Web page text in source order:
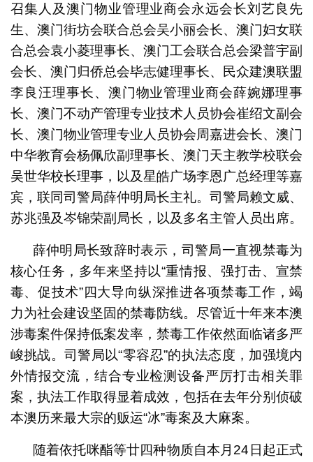
召集人及澳门物业管理业商会永远会长刘艺良先
生、澳门街坊会联合总会吴小丽会长、澳门妇女联
合总会袁小菱理事长、澳门工会联合总会梁普宇副
会长、澳门归侨总会毕志健理事长、民众建澳联盟
李良汪理事长、澳门物业管理业商会薛婉娜理事
长、澳门不动产管理专业技术人员协会崔绍文副会
长、澳门物业管理专业人员协会周嘉进会长、澳门
中华教育会杨佩欣副理事长、澳门天主教学校联会
吴世华校长理事，以及星皓广场李恩广总经理等嘉
宾，联同司警局薛仲明局长主礼。司警局赖文威、
苏兆强及岑锦荣副局长，以及多名主管人员出席。
薛仲明局长致辞时表示，司警局一直视禁毒为
核心任务，多年来坚持以“重情报、强打击、宣禁
毒、促技术”四大导向纵深推进各项禁毒工作，竭
力为社会建设坚固的禁毒防线。尽管近十年来本澳
涉毒案件保持低案发率，禁毒工作依然面临诸多严
峻挑战。司警局以“零容忍”的执法态度，加强境内
外情报交流，结合专业检测设备严厉打击相关罪
案，执法工作取得显着成效，包括在去年分别侦破
本澳历来最大宗的贩运“冰”毒案及大麻案。
随着依托咪酯等廿四种物质自本月24日起正式